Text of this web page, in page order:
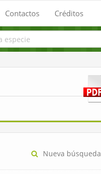
Contactos Créditos
Nueva búsqueda